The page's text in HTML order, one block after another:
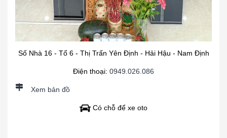
Số Nhà 16 - Tổ 6 - Thị Trấn Yên Định - Hải Hậu - Nam Định
Điện thoại: 0949.026.086
Xem bản đồ
Có chỗ để xe oto